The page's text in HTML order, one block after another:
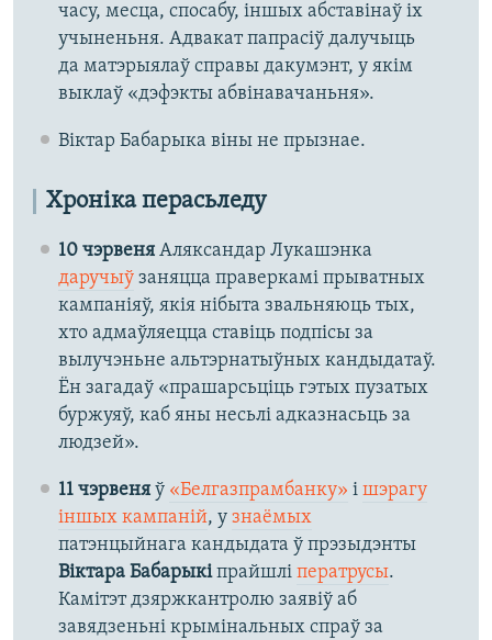
часу, месца, спосабу, іншых абставінаў іх
учыненьня. Адвакат папрасіў далучыць
да матэрыялаў справы дакумэнт, у якім
выклаў «дэфэкты абвінавачаньня».
Віктар Бабарыка віны не прызнае.​
Хроніка перасьледу
10 чэрвеняАляксандар Лукашэнка
даручыўзаняцца праверкамі прыватных
кампаніяў, якія нібыта звальняюць тых,
хто адмаўляецца ставіць подпісы за
вылучэньне альтэрнатыўных кандыдатаў.
Ён загадаў «прашарсьціць гэтых пузатых
буржуяў, каб яны несьлі адказнасьць за
людзей».
11 чэрвеняў «Белгазпрамбанку» і шэрагу
іншых кампаній, у знаёмых
патэнцыйнага кандыдата ў прэзыдэнты
Віктара Бабарыкіпрайшлі ператрусы.
Камітэт дзяржкантролю заявіў аб
завядзеньні крымінальных спраў за